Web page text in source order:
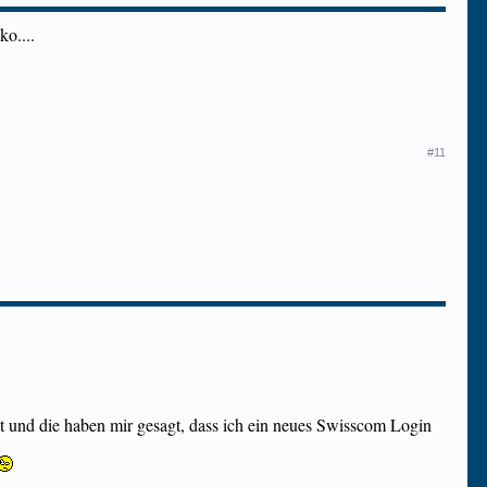
#11
die haben mir gesagt, dass ich ein neues Swisscom Login